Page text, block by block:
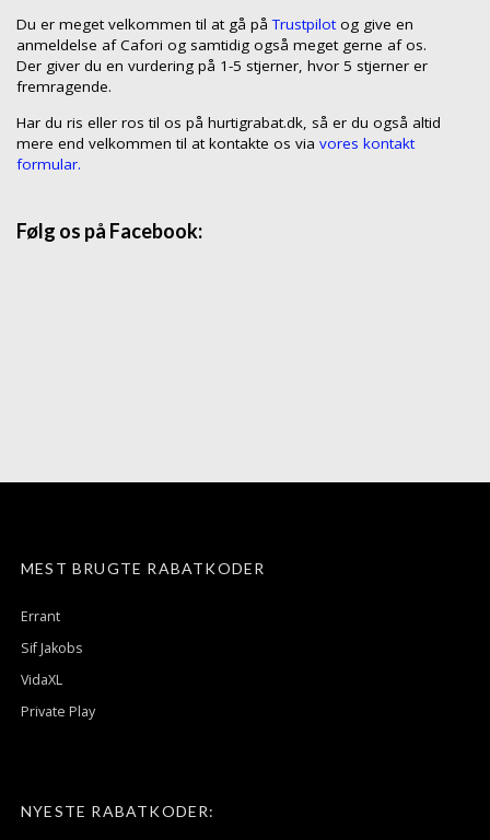
Du er meget velkommen til at gå påTrustpilotog give en
anmeldelse af Cafori og samtidig også meget gerne af os.
Der giver du en vurdering på 1-5 stjerner, hvor 5 stjerner er
fremragende.
Har du ris eller ros til os på hurtigrabat.dk, så er du også altid
mere end velkommen til at kontakte os via vores kontakt
formular.
Følg os på Facebook:
MEST BRUGTE RABATKODER
Errant
Sif Jakobs
VidaXL
Private Play
NYESTE RABATKODER: